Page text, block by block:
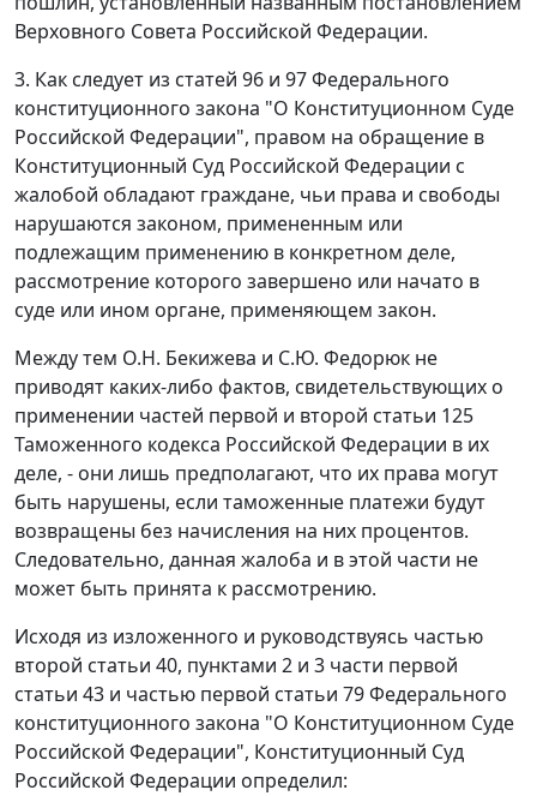
Верховного Совета Российской Федерации.
3. Как следует из статей 96 и 97Федерального
конституционного закона "О Конституционном Суде
Российской Федерации", правом на обращение в
Конституционный Суд Российской Федерации с
жалобой обладают граждане, чьи права и свободы
нарушаются законом, примененным или
подлежащим применению в конкретном деле,
рассмотрение которого завершено или начато в
суде или ином органе, применяющем закон.
Между тем О.Н. Бекижева и С.Ю. Федорюк не
приводят каких-либо фактов, свидетельствующих о
применении частей первой и второй статьи 125
Таможенного кодекса Российской Федерации в их
деле, - они лишь предполагают, что их права могут
быть нарушены, если таможенные платежи будут
возвращены без начисления на них процентов.
Следовательно, данная жалоба и в этой части не
может быть принята к рассмотрению.
Исходя из изложенного и руководствуясь частью
второй статьи 40, пунктами 2 и 3 части первой
статьи 43 и частью первой статьи 79Федерального
конституционного закона "О Конституционном Суде
Российской Федерации", Конституционный Суд
Российской Федерации определил: